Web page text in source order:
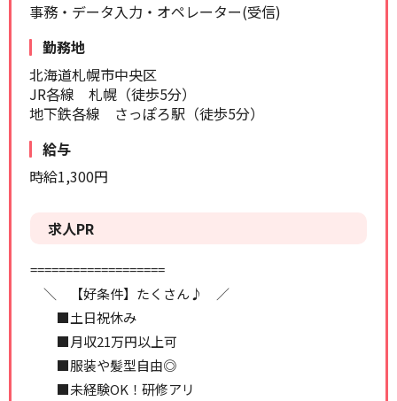
事務・データ入力・オペレーター(受信)
勤務地
北海道札幌市中央区
JR各線 札幌（徒歩5分）
地下鉄各線 さっぽろ駅（徒歩5分）
給与
時給1,300円
求人PR
===================
＼ 【好条件】たくさん♪ ／
■土日祝休み
■月収21万円以上可
■服装や髪型自由◎
■未経験OK！研修アリ